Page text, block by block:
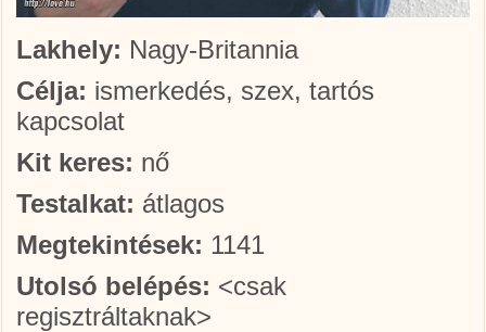
Lakhely: Nagy-Britannia
Célja: ismerkedés, szex, tartós
kapcsolat
Kit keres: nő
Testalkat: átlagos
Megtekintések: 1141
Utolsó belépés: <csak
regisztráltaknak>